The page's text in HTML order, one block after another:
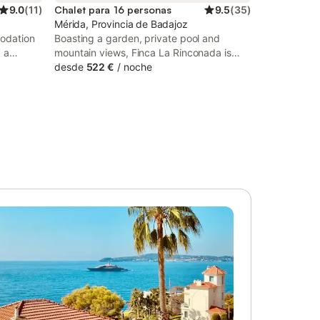
9.0(11)
a
in
Chalet para 16 personas 9.5(35)
Mérida, Provincia de Badajoz
Boasting a garden, private pool and
mountain views, Finca La Rinconada is
located in Calamonte. The property
desde 522 € / noche